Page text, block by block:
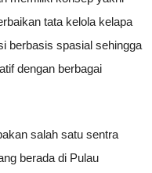
tata kelola kelapa
berbasis spasial sehingga
dengan berbagai
salah satu sentra
berada di Pulau